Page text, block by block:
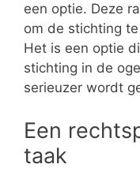
een optie. Deze
om de stichting
Het is een optie
stichting in de
serieuzer wordt
Een
taak